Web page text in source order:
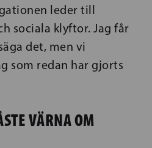
leder till
sociala klyftor. Jag får
det, men vi
som redan har gjorts
VÄRNA OM